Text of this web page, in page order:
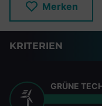
Merken
KRITERIEN
GRÜNE